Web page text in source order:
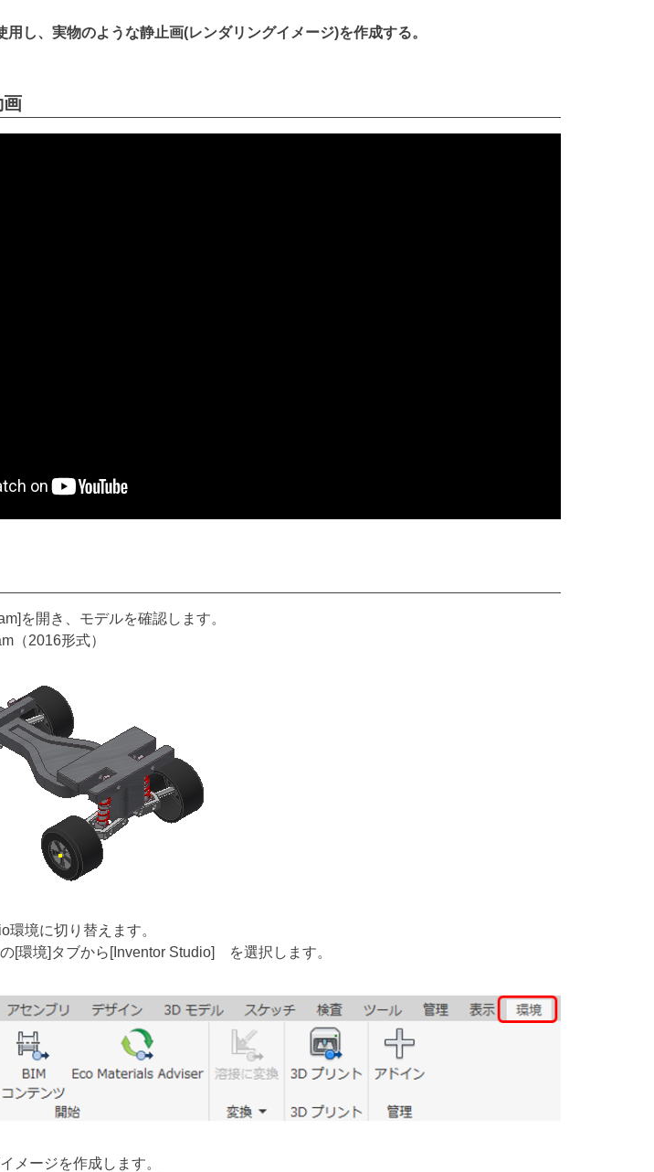
し、実物のような静止画(レンダリングイメージ)を作成する。
画
を開き、モデルを確認します。
（2016形式）
環境に切り替えます。
[環境]タブから[Inventor Studio] を選択します。
メージを作成します。